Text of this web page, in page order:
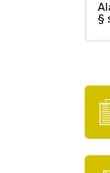
§